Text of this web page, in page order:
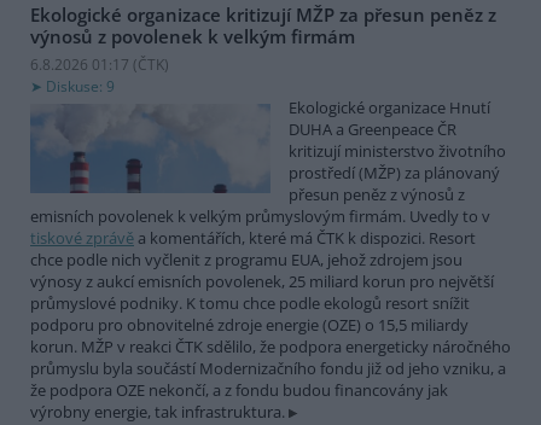
Ekologické organizace kritizují MŽP za přesun peněz z
výnosů z povolenek k velkým firmám
6.8.2026 01:17 (ČTK)
Diskuse: 9
Ekologické organizace Hnutí
DUHA a Greenpeace ČR
kritizují ministerstvo životního
prostředí (MŽP) za plánovaný
přesun peněz z výnosů z
emisních povolenek k velkým průmyslovým firmám. Uvedly to v
tiskové zprávě a komentářích, které má ČTK k dispozici. Resort
chce podle nich vyčlenit z programu EUA, jehož zdrojem jsou
výnosy z aukcí emisních povolenek, 25 miliard korun pro největší
průmyslové podniky. K tomu chce podle ekologů resort snížit
podporu pro obnovitelné zdroje energie (OZE) o 15,5 miliardy
korun. MŽP v reakci ČTK sdělilo, že podpora energeticky náročného
průmyslu byla součástí Modernizačního fondu již od jeho vzniku, a
že podpora OZE nekončí, a z fondu budou financovány jak
výrobny energie, tak infrastruktura.